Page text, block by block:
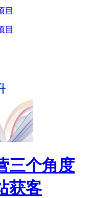
目
目
三个角度
获客